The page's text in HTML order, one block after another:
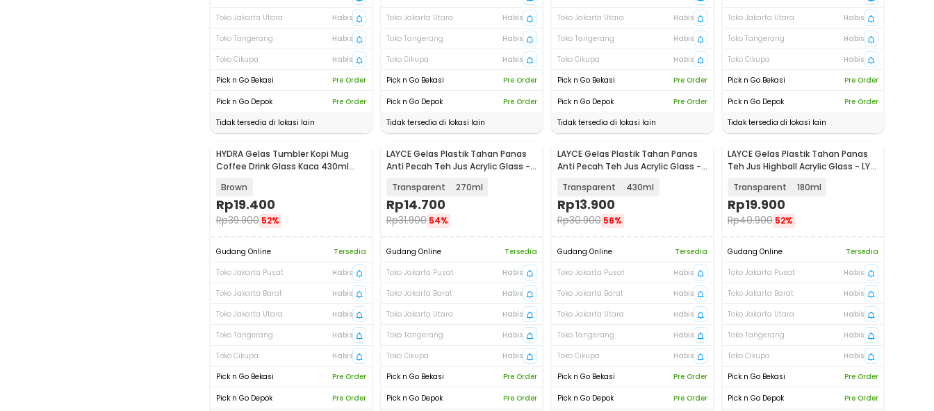
Toko Jakarta Utara
Habis
Toko Tangerang
Habis
Toko Cikupa
Habis
Pick n Go Bekasi
Pre Order
Pick n Go Depok
Pre Order
Tidak tersedia di lokasi lain
Toko Jakarta Utara
Habis
Toko Tangerang
Habis
Toko Cikupa
Habis
Pick n Go Bekasi
Pre Order
Pick n Go Depok
Pre Order
Tidak tersedia di lokasi lain
Toko Jakarta Utara
Habis
Toko Tangerang
Habis
Toko Cikupa
Habis
Pick n Go Bekasi
Pre Order
Pick n Go Depok
Pre Order
Tidak tersedia di lokasi lain
Toko Jakarta Utara
Habis
Toko Tangerang
Habis
Toko Cikupa
Habis
Pick n Go Bekasi
Pre Order
Pick n Go Depok
Pre Order
Tidak tersedia di lokasi lain
HYDRA Gelas Tumbler Kopi Mug
Coffee Drink Glass Kaca 430ml
Brown
Rp19.400
Rp39.900 52%
Gudang Online
Tersedia
Toko Jakarta Pusat
Habis
Toko Jakarta Barat
Habis
Toko Jakarta Utara
Habis
Toko Tangerang
Habis
Toko Cikupa
Habis
Pick n Go Bekasi
Pre Order
Pick n Go Depok Pre Order
LAYCE Gelas Plastik Tahan Panas
Anti Pecah Teh Jus Acrylic Glass -
Transparent 270ml
Rp14.700
Rp31.900 54%
Gudang Online
Tersedia
Toko Jakarta Pusat
Habis
Toko Jakarta Barat
Habis
Toko Jakarta Utara
Habis
Toko Tangerang
Habis
Toko Cikupa
Habis
Pick n Go Bekasi
Pre Order
Pick n Go Depok Pre Order
LAYCE Gelas Plastik Tahan Panas
Anti Pecah Teh Jus Acrylic Glass -
Transparent 430ml
Rp13.900
Rp30.900 56%
Gudang Online
Tersedia
Toko Jakarta Pusat
Habis
Toko Jakarta Barat
Habis
Toko Jakarta Utara
Habis
Toko Tangerang
Habis
Toko Cikupa
Habis
Pick n Go Bekasi
Pre Order
Pick n Go Depok Pre Order
LAYCE Gelas Plastik Tahan Panas
Teh Jus Highball Acrylic Glass - LY-
Transparent 180ml
Rp19.900
Rp40.900 52%
Gudang Online
Tersedia
Toko Jakarta Pusat
Habis
Toko Jakarta Barat
Habis
Toko Jakarta Utara
Habis
Toko Tangerang
Habis
Toko Cikupa
Habis
Pick n Go Bekasi
Pre Order
Pick n Go Depok Pre Order